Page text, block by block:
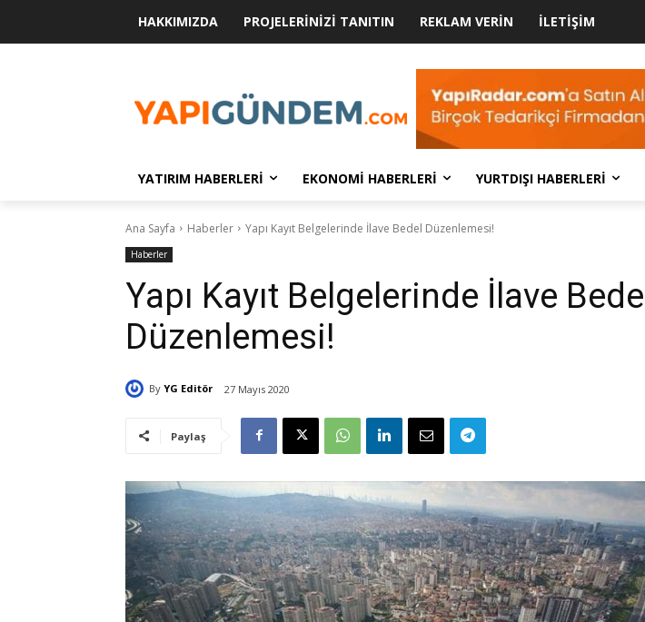
HAKKIMIZDA PROJELERINIZI TANITIN REKLAM VERIN İLETIŞIM
YATIRIM HABERLERI EKONOMI HABERLERI YURTDIŞI HABERLERI
Ana Sayfa Haberler Yapı Kayıt Belgelerinde İlave Bedel Düzenlemesi!
Haberler
Yapı Kayıt Belgelerinde İlave Bedel
Düzenlemesi!
By YG Editör 27 Mayıs 2020
Paylaş